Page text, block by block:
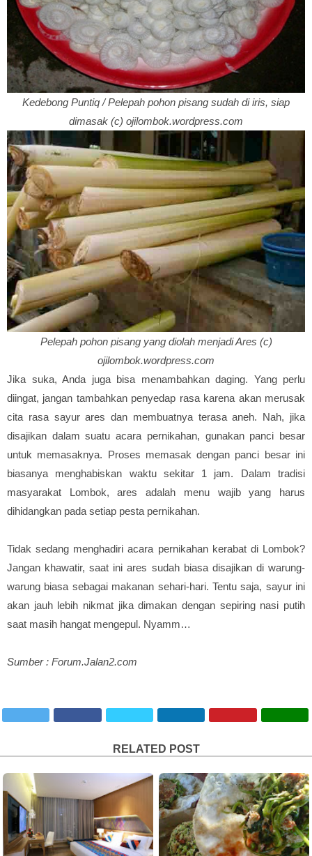
Kedebong Puntiq / Pelepah pohon pisang sudah di iris, siap
dimasak (c) ojilombok.wordpress.com
Pelepah pohon pisang yang diolah menjadi Ares (c)
ojilombok.wordpress.com
Jika suka, Anda juga bisa menambahkan daging. Yang perlu
diingat, jangan tambahkan penyedap rasa karena akan merusak
cita rasa sayur ares dan membuatnya terasa aneh. Nah, jika
disajikan dalam suatu acara pernikahan, gunakan panci besar
untuk memasaknya. Proses memasak dengan panci besar ini
biasanya menghabiskan waktu sekitar 1 jam. Dalam tradisi
masyarakat Lombok, ares adalah menu wajib yang harus
dihidangkan pada setiap pesta pernikahan.
Tidak sedang menghadiri acara pernikahan kerabat di Lombok?
Jangan khawatir, saat ini ares sudah biasa disajikan di warung-
warung biasa sebagai makanan sehari-hari. Tentu saja, sayur ini
akan jauh lebih nikmat jika dimakan dengan sepiring nasi putih
saat masih hangat mengepul. Nyamm…
Sumber : Forum.Jalan2.com
RELATED POST